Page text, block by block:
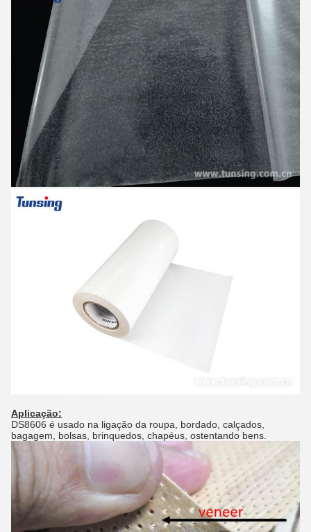
Aplicação:
DS8606 é usado na ligação da roupa, bordado, calçados,
bagagem, bolsas, brinquedos, chapéus, ostentando bens.